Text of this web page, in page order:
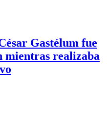
Gastélum fue
mientras realizaba